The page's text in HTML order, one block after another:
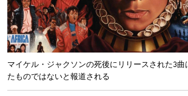
マイケル・ジャクソンの死後にリリースされた3
たものではないと報道される